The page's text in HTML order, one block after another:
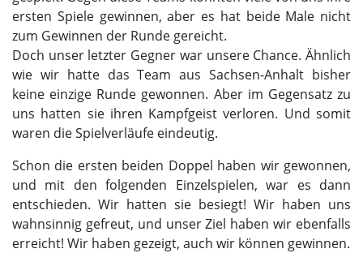
ersten Spiele gewinnen, aber es hat beide Male nicht
zum Gewinnen der Runde gereicht.
Doch unser letzter Gegner war unsere Chance. Ähnlich
wie wir hatte das Team aus Sachsen-Anhalt bisher
keine einzige Runde gewonnen. Aber im Gegensatz zu
uns hatten sie ihren Kampfgeist verloren. Und somit
waren die Spielverläufe eindeutig.
Schon die ersten beiden Doppel haben wir gewonnen,
und mit den folgenden Einzelspielen, war es dann
entschieden. Wir hatten sie besiegt! Wir haben uns
wahnsinnig gefreut, und unser Ziel haben wir ebenfalls
erreicht! Wir haben gezeigt, auch wir können gewinnen.